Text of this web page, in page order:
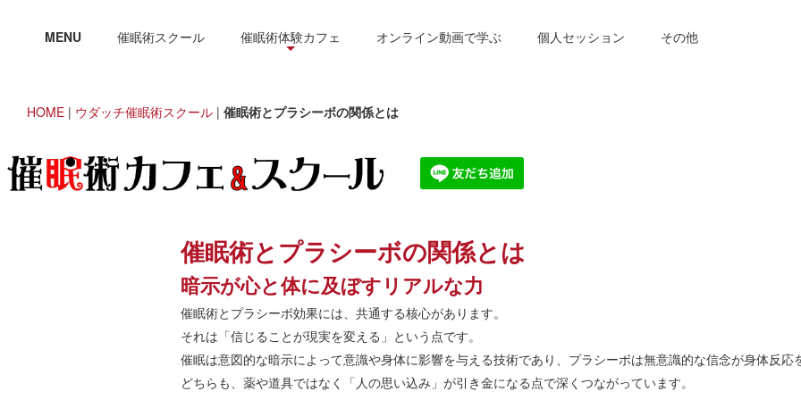
MENU 催眠術スクール 催眠術体験カフェ オンライン動画で学ぶ 個人セッション その他
HOME | ウダッチ催眠術スクール | 催眠術とプラシーボの関係とは
催眠術とプラシーボの関係とは
暗示が心と体に及ぼすリアルな力
催眠術とプラシーボ効果には、共通する核心があります。
それは「信じることが現実を変える」という点です。
催眠は意図的な暗示によって意識や身体に影響を与える技術であり、プラシーボは無意識的な信念が身体反応
どちらも、薬や道具ではなく「人の思い込み」が引き金になる点で深くつながっています。